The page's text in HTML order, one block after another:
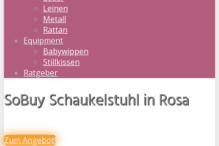
Leinen
Metall
Rattan
Equipment
Babywippen
Stillkissen
Ratgeber
SoBuy Schaukelstuhl in Rosa
Zum Angebot!